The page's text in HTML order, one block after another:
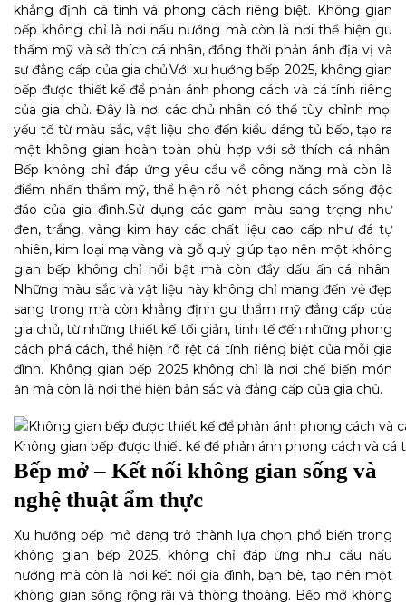
khẳng định cá tính và phong cách riêng biệt. Không gian
bếp không chỉ là nơi nấu nướng mà còn là nơi thể hiện gu
thẩm mỹ và sở thích cá nhân, đồng thời phản ánh địa vị và
sự đẳng cấp của gia chủ.Với xu hướng bếp 2025, không gian
bếp được thiết kế để phản ánh phong cách và cá tính riêng
của gia chủ. Đây là nơi các chủ nhân có thể tùy chỉnh mọi
yếu tố từ màu sắc, vật liệu cho đến kiểu dáng tủ bếp, tạo ra
một không gian hoàn toàn phù hợp với sở thích cá nhân.
Bếp không chỉ đáp ứng yêu cầu về công năng mà còn là
điểm nhấn thẩm mỹ, thể hiện rõ nét phong cách sống độc
đáo của gia đình.Sử dụng các gam màu sang trọng như
đen, trắng, vàng kim hay các chất liệu cao cấp như đá tự
nhiên, kim loại mạ vàng và gỗ quý giúp tạo nên một không
gian bếp không chỉ nổi bật mà còn đầy dấu ấn cá nhân.
Những màu sắc và vật liệu này không chỉ mang đến vẻ đẹp
sang trọng mà còn khẳng định gu thẩm mỹ đẳng cấp của
gia chủ, từ những thiết kế tối giản, tinh tế đến những phong
cách phá cách, thể hiện rõ rệt cá tính riêng biệt của mỗi gia
đình. Không gian bếp 2025 không chỉ là nơi chế biến món
ăn mà còn là nơi thể hiện bản sắc và đẳng cấp của gia chủ.
Không gian bếp được thiết kế để phản ánh phong cách và cá
Bếp mở – Kết nối không gian sống và
nghệ thuật ẩm thực
Xu hướng bếp mở đang trở thành lựa chọn phổ biến trong
không gian bếp 2025, không chỉ đáp ứng nhu cầu nấu
nướng mà còn là nơi kết nối gia đình, bạn bè, tạo nên một
không gian sống rộng rãi và thông thoáng. Bếp mở không